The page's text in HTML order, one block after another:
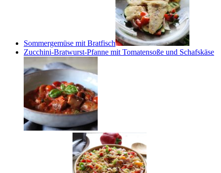
Sommergemüse mit Bratfisch
Zucchini-Bratwurst-Pfanne mit Tomatensoße und Schafskäse